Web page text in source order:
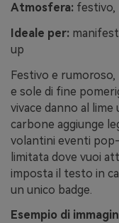
Atmosfera: festivo,
Ideale per:
up
Festivo e
e sole di fine
vivace danno al
carbone aggiunge
volantini eventi
limitata dove vuoi
imposta il testo in
un unico badge.
Esempio di